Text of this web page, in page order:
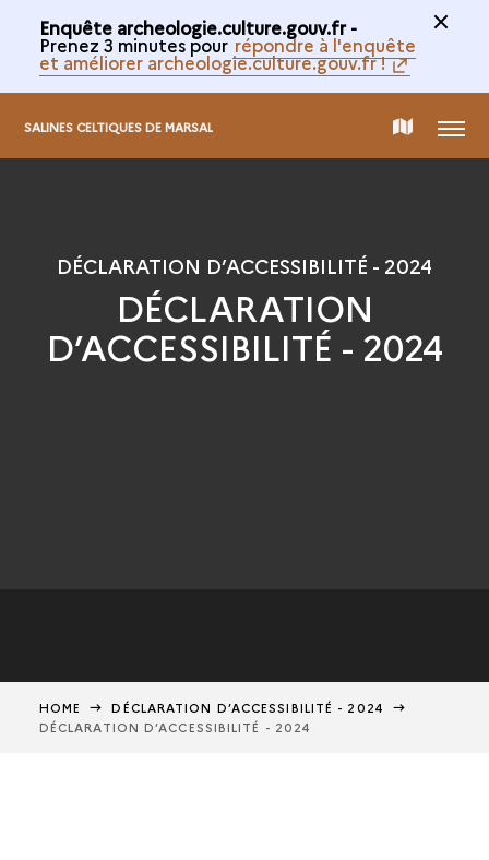
Enquête archeologie.culture.gouv.fr -
Prenez 3 minutes pour répondre à l'enquête
et améliorer archeologie.culture.gouv.fr !
SALINES CELTIQUES DE MARSAL CARTE
LA
MENU
DÉCLARATION D’ACCESSIBILITÉ - 2024
DÉCLARATION
D’ACCESSIBILITÉ - 2024
HOME
DÉCLARATION D’ACCESSIBILITÉ - 2024
DÉCLARATION D’ACCESSIBILITÉ - 2024